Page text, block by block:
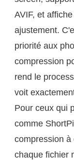
AVIF, et
ajustement.
priorité aux
compression
rend le
voit
Pour ceux qui
comme
compression à
chaque fichier